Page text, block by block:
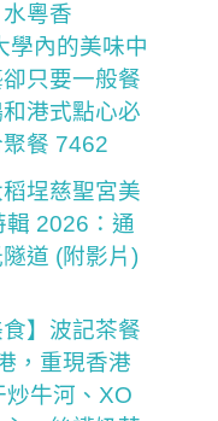
水粵香
學內的美味中
只要一般餐
港式點心必
餐 7462
稻埕慈聖宮美
輯 2026：通
道 (附影片)
食】波記茶餐
，重現香港
牛河、XO